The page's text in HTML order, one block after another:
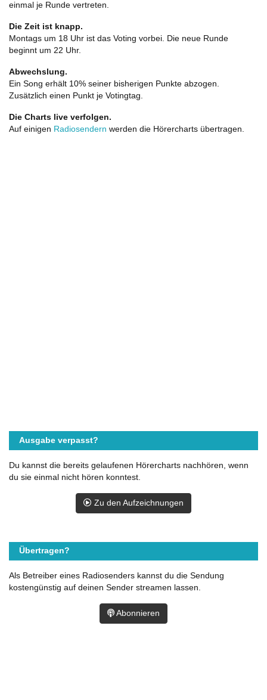
einmal je Runde vertreten.
Die Zeit ist knapp.
Montags um 18 Uhr ist das Voting vorbei. Die neue Runde
beginnt um 22 Uhr.
Abwechslung.
Ein Song erhält 10% seiner bisherigen Punkte abzogen.
Zusätzlich einen Punkt je Votingtag.
Die Charts live verfolgen.
Auf einigen Radiosendern werden die Hörercharts übertragen.
Ausgabe verpasst?
Du kannst die bereits gelaufenen Hörercharts nachhören, wenn
du sie einmal nicht hören konntest.
Zu den Aufzeichnungen
Übertragen?
Als Betreiber eines Radiosenders kannst du die Sendung
kostengünstig auf deinen Sender streamen lassen.
Abonnieren